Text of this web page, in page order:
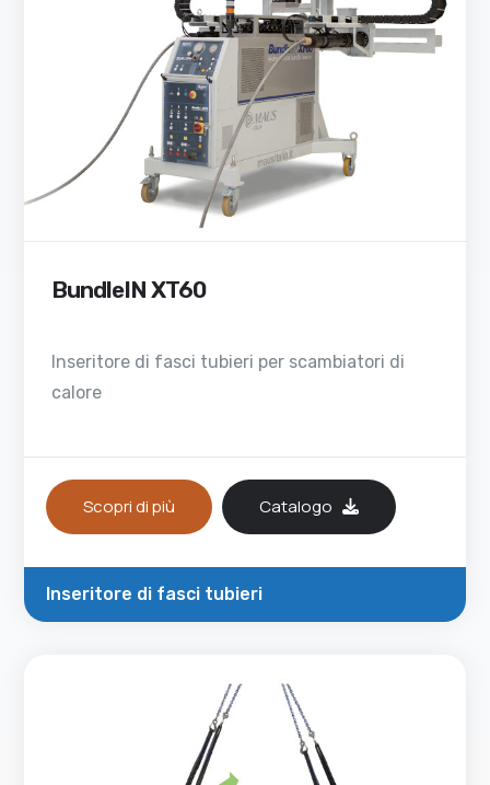
BundleIN XT60
Inseritore di fasci tubieri per scambiatori di
calore
Scopri di più Catalogo
Inseritore di fasci tubieri